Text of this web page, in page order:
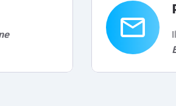
email Il